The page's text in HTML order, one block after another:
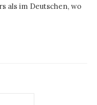
als im Deutschen, wo